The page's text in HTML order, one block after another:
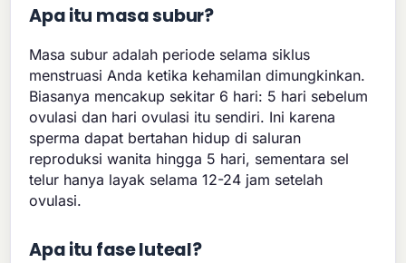
Apa itu masa subur?
Masa subur adalah periode selama siklus
menstruasi Anda ketika kehamilan dimungkinkan.
Biasanya mencakup sekitar 6 hari: 5 hari sebelum
ovulasi dan hari ovulasi itu sendiri. Ini karena
sperma dapat bertahan hidup di saluran
reproduksi wanita hingga 5 hari, sementara sel
telur hanya layak selama 12-24 jam setelah
ovulasi.
Apa itu fase luteal?